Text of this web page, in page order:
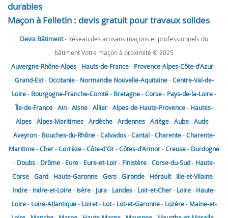
durables
Maçon à Felletin : devis gratuit pour travaux solides
Devis Bâtiment- Réseau des artisans maçons et professionnels du
bâtiment Votre maçon à proximité © 2025
Auvergne-Rhône-Alpes- Hauts-de-France- Provence-Alpes-Côte-d'Azur-
Grand-Est-Occitanie- Normandie Nouvelle-Aquitaine-Centre-Val-de-
Loire- Bourgogne-Franche-Comté- Bretagne-Corse- Pays-de-la-Loire-
Île-de-France-Ain-Aisne-Allier-Alpes-de-Haute-Provence- Hautes-
Alpes-Alpes-Maritimes-Ardèche-Ardennes-Ariège-Aube-Aude-
Aveyron- Bouches-du-Rhône-Calvados-Cantal-Charente-Charente-
Maritime-Cher-Corrèze-Côte-d'Or-Côtes-d'Armor-Creuse- Dordogne
- Doubs- Drôme- Eure- Eure-et-Loir- Finistère-Corse-du-Sud- Haute-
Corse-Gard- Haute-Garonne-Gers-Gironde- Hérault- Ille-et-Vilaine-
Indre- Indre-et-Loire- Isère- Jura- Landes- Loir-et-Cher- Loire- Haute-
Loire- Loire-Atlantique- Loiret- Lot- Lot-et-Garonne- Lozère- Maine-et-